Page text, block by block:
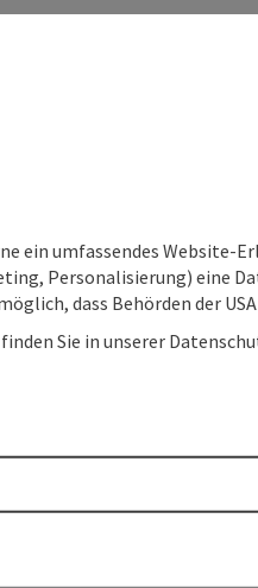
ein umfassendes Website-
Personalisierung) eine
dass Behörden der
Sie in unserer